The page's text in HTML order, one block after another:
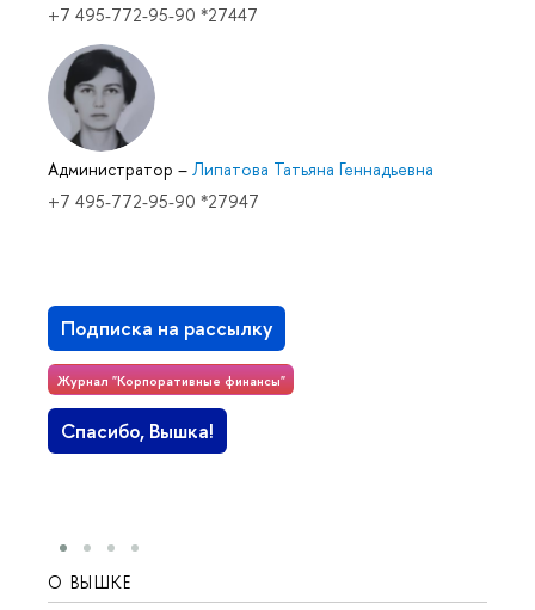
+7 495-772-95-90 *27447
Администратор – Липатова Татьяна Геннадьевна
+7 495-772-95-90 *27947
Подписка на рассылку
Журнал "Корпоративные финансы"
Спасибо, Вышка!
О ВЫШКЕ